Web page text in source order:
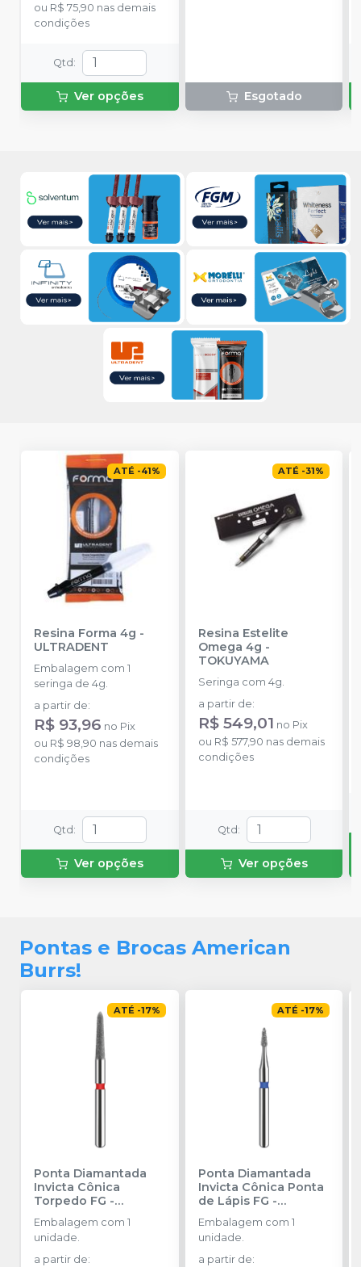
ou R$ 75,90 nas demais
condições
Qtd :
Ver opções Esgotado
ATÉ -41%
Resina Forma 4g -
ULTRADENT
Embalagem com 1
seringa de 4g.
a partir de:
R$ 93,96 no Pix
ou R$ 98,90 nas demais
condições
Qtd :
Ver opções
ATÉ -31%
Resina Estelite
Omega 4g -
TOKUYAMA
Seringa com 4g.
a partir de:
R$ 549,01 no Pix
ou R$ 577,90 nas demais
condições
Qtd :
Ver opções
Pontas e Brocas American
Burrs!
ATÉ -17%
Ponta Diamantada
Invicta Cônica
Torpedo FG -
Embalagem com 1
unidade.
a partir de:
ATÉ -17%
Ponta Diamantada
Invicta Cônica Ponta
de Lápis FG -
Embalagem com 1
unidade.
a partir de: